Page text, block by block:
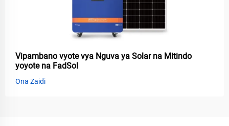
Vipambano vyote vya Nguva ya Solar na Mitindo
yoyote na FadSol
Ona Zaidi